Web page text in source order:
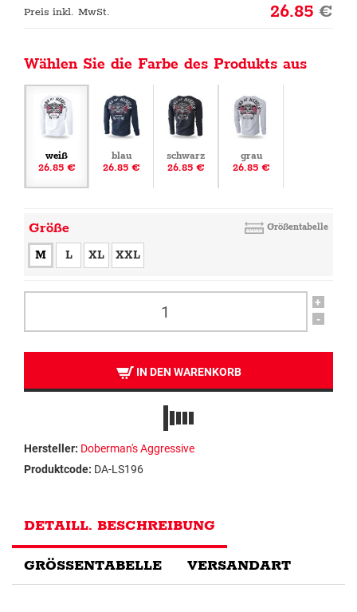
Preis inkl. MwSt. 26.85€
Wählen Sie die Farbe des Produkts aus
weiß
26.85 €
blau
26.85 €
schwarz
26.85 €
grau
26.85 €
Größe Größentabelle
M L XL XXL
+
-
IN DEN WARENKORB
Hersteller: Doberman's Aggressive
Produktcode: DA-LS196
DETAILL. BESCHREIBUNG
GRÖSSENTABELLE VERSANDART